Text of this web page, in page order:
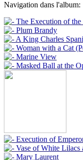
Navigation dans l'album: